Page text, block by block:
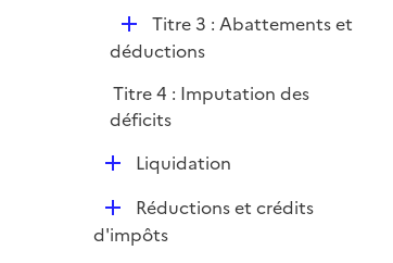
D
é
l
i
e
Titre 3 : Abattements et
déductions
Titre 4 : Imputation des
déficits
D
l
Liquidation
D
é
Réductions et crédits
d'impôts